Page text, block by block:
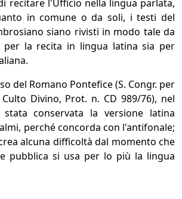
recitare l'Ufficio nella lingua parlata,
in comune o da soli, i testi del
siano rivisti in modo tale da
per la recita in lingua latina sia per
del Romano Pontefice (S. Congr. per
Divino, Prot. n. CD 989/76), nel
conservata la versione latina
perché concorda con l'antifonale;
alcuna difficoltà dal momento che
pubblica si usa per lo più la lingua